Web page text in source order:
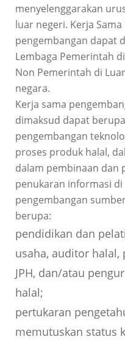
menyelenggarakan
luar negeri. Kerja
pengembangan dapat
Lembaga Pemerintah
Non Pemerintah di
negara.
Kerja sama
dimaksud dapat
pengembangan
proses produk halal,
dalam pembinaan dan
penukaran informasi di
pengembangan
berupa:
pendidikan dan
usaha, auditor halal,
JPH, dan/atau
halal;
pertukaran
memutuskan status